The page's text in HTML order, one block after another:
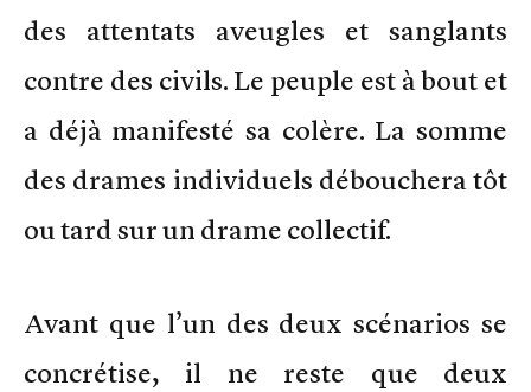
des attentats aveugles et sanglants
contre des civils. Le peuple est à bout et
a déjà manifesté sa colère. La somme
des drames individuels débouchera tôt
ou tard sur un drame collectif.
Avant que l’un des deux scénarios se
concrétise, il ne reste que deux